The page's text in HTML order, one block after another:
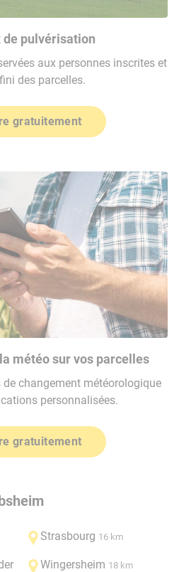
de pulvérisation
aux personnes inscrites et
des parcelles.
gratuitement
météo sur vos parcelles
changement météorologique
personnalisées.
gratuitement
Strasbourg 16 km
Wingersheim 18 km